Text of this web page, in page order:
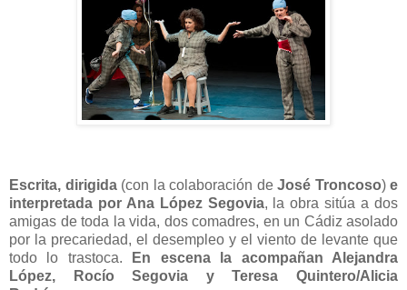
Escrita, dirigida (con la colaboración de José Troncoso)e
interpretada por Ana López Segovia, la obra sitúa a dos
amigas de toda la vida, dos comadres, en un Cádiz asolado
por la precariedad, el desempleo y el viento de levante que
todo lo trastoca.
En escena la acompañan Alejandra
López, Rocío Segovia y Teresa Quintero/Alicia